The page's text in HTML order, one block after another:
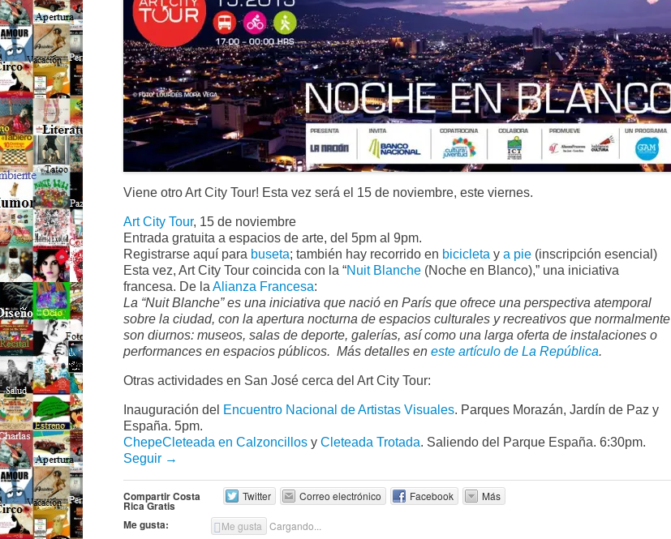
Viene otro Art City Tour! Esta vez será el 15 de noviembre, este viernes.
Art City Tour, 15 de noviembre
Entrada gratuita a espacios de arte, del 5pm al 9pm.
Registrarse aquí para buseta; también hay recorrido en bicicleta y a pie (inscripción esencial)
Esta vez, Art City Tour coincida con la “Nuit Blanche (Noche en Blanco),” una iniciativa
francesa. De la Alianza Francesa:
La “Nuit Blanche” es una iniciativa que nació en París que ofrece una perspectiva atemporal
sobre la ciudad, con la apertura nocturna de espacios culturales y recreativos que normalmente
son diurnos: museos, salas de deporte, galerías, así como una larga oferta de instalaciones o
performances en espacios públicos. Más detalles en este artículo de La República.
Otras actividades en San José cerca del Art City Tour:
Inauguración del Encuentro Nacional de Artistas Visuales. Parques Morazán, Jardín de Paz y
España. 5pm.
ChepeCleteada en Calzoncillos y Cleteada Trotada. Saliendo del Parque España. 6:30pm.
Seguir →
Compartir Costa
Rica Gratis
Twitter Correo electrónico Facebook Más
Me gusta: Me gusta Cargando...